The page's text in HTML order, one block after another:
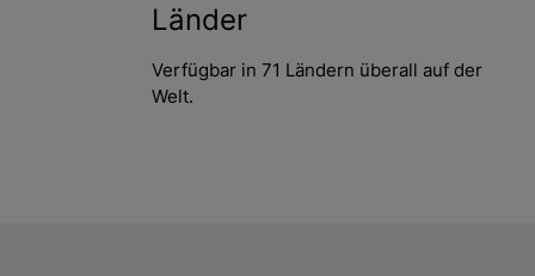
Länder
Verfügbar in 71 Ländern überall auf der
Welt.